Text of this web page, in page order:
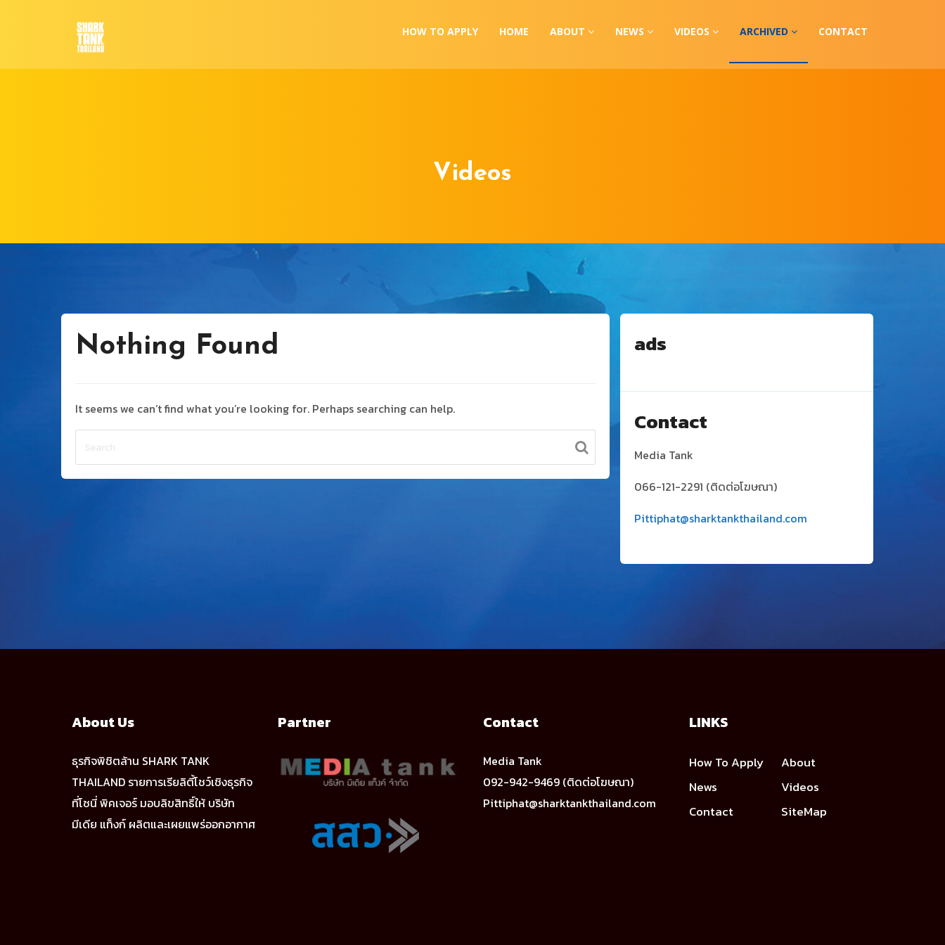
HOW TO APPLY HOME ABOUT NEWS VIDEOS ARCHIVED CONTACT
Videos
Nothing Found
It seems we can’t find what you’re looking for. Perhaps searching can help.
ads
Contact
Media Tank
066-121-2291 (ติดต่อโฆษณา)
Pittiphat@sharktankthailand.com
About Us
ธุรกิจพิชิตล้าน SHARK TANK
THAILAND รายการเรียลิตี้โชว์เชิงธุรกิจ
ที่โซนี่ พิคเจอร์ มอบลิขสิทธิ์ให้ บริษัท
มีเดีย แท็งก์ ผลิตและเผยแพร่ออกอากาศ
Partner Contact
Media Tank
092-942-9469 (ติดต่อโฆษณา)
Pittiphat@sharktankthailand.com
LINKS
How To Apply
About
News
Videos
Contact
SiteMap